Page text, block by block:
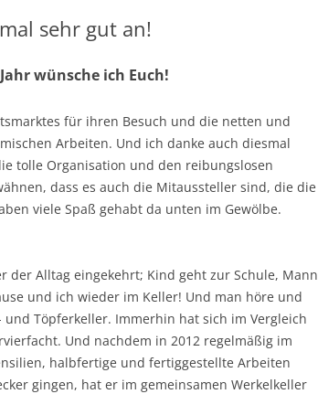
sehr gut an!
wünsche ich Euch!
für ihren Besuch und die netten und
Arbeiten. Und ich danke auch diesmal
tolle Organisation und den reibungslosen
dass es auch die Mitaussteller sind, die die
viele Spaß gehabt da unten im Gewölbe.
der Alltag eingekehrt; Kind geht zur Schule, Mann
und ich wieder im Keller! Und man höre und
Töpferkeller. Immerhin hat sich im Vergleich
Und nachdem in 2012 regelmäßig im
halbfertige und fertiggestellte Arbeiten
gingen, hat er im gemeinsamen Werkelkeller